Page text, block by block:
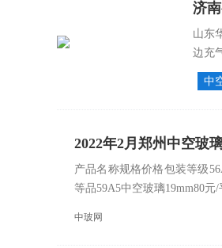
济
山东
边充
中
2022年2月郑州中空玻
产品名称规格价格包装等级
等品59A5中空玻璃19mm80
中玻网